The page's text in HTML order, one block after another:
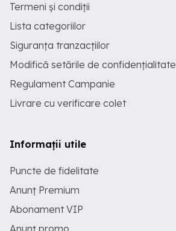
Termeni și condiții
Lista categoriilor
Siguranța tranzacțiilor
Modifică setările de confidențialitate
Regulament Campanie
Livrare cu verificare colet
Informații utile
Puncte de fidelitate
Anunț Premium
Abonament VIP